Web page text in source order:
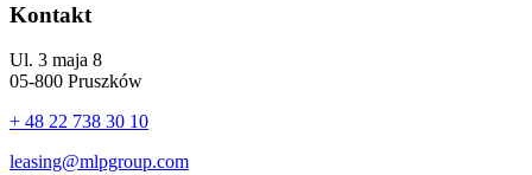
Kontakt
Ul. 3 maja 8
05-800 Pruszków
+ 48 22 738 30 10
leasing@mlpgroup.com